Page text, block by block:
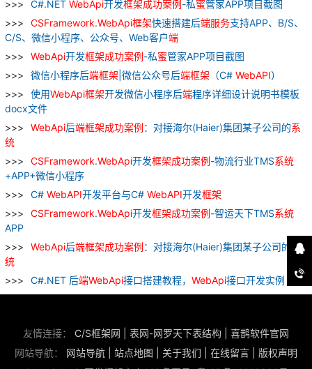
C#.NET WebApi开发框架成功案例 -私蜜管家APP项目截图
CSFramework.WebApi框架快速搭建后端服务支持APP、B/S、
C/S、微信小程序、公众号、Web客户端
WebApi开发框架成功案例 -私蜜管家APP项目截图
微信小程序后端框架 |微信公众号后端框架 （C# WebAPI）
使用WebApi框架开发微信小程序后端程序详细设计说明书模板
docx文件
WebApi后端框架成功案例 ：对接海尔(Haier)集团某子公司的系
统
CSFramework.WebApi开发框架成功案例 -物流行业TMS系统
+APP+微信小程序
C# WebAPI开发平台与C# WebAPI开发框架
CSFramework.WebApi开发框架成功案例 -智运天下TMS系统
APP
WebApi后端框架成功案例 ：对接海尔(Haier)集团某子公司的
系
统
C#.NET 后端WebApi接口搭建教程， WebApi接口开发实例
友情连接： C/S框架网 表网-网罗天下表结构
喜鹊软件官网
网站导航：
网站导航 站点地图 关于我们 在线留言
版权声明